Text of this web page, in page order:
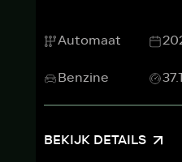
Automaat
Benzine
BEKIJK DETAILS